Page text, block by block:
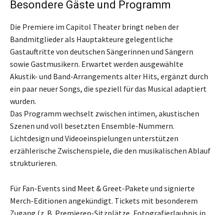
Besondere Gäste und Programm
Die Premiere im Capitol Theater bringt neben der
Bandmitglieder als Hauptakteure gelegentliche
Gastauftritte von deutschen Sängerinnen und Sängern
sowie Gastmusikern. Erwartet werden ausgewählte
Akustik- und Band-Arrangements alter Hits, ergänzt durch
ein paar neuer Songs, die speziell für das Musical adaptiert
wurden.
Das Programm wechselt zwischen intimen, akustischen
Szenen und voll besetzten Ensemble-Nummern.
Lichtdesign und Videoeinspielungen unterstützen
erzählerische Zwischenspiele, die den musikalischen Ablauf
strukturieren.
Für Fan-Events sind Meet & Greet-Pakete und signierte
Merch-Editionen angekündigt. Tickets mit besonderem
Zugang (z. B. Premieren-Sitzplätze, Fotografierlaubnis in